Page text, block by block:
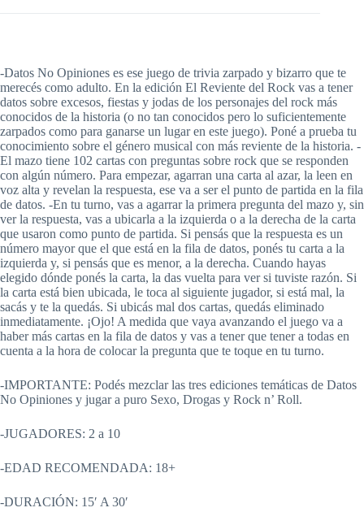
-Datos No Opiniones es ese juego de trivia zarpado y bizarro que te
merecés como adulto. En la edición El Reviente del Rock vas a tener
datos sobre excesos, fiestas y jodas de los personajes del rock más
conocidos de la historia (o no tan conocidos pero lo suficientemente
zarpados como para ganarse un lugar en este juego). Poné a prueba tu
conocimiento sobre el género musical con más reviente de la historia. -
El mazo tiene 102 cartas con preguntas sobre rock que se responden
con algún número. Para empezar, agarran una carta al azar, la leen en
voz alta y revelan la respuesta, ese va a ser el punto de partida en la fila
de datos. -En tu turno, vas a agarrar la primera pregunta del mazo y, sin
ver la respuesta, vas a ubicarla a la izquierda o a la derecha de la carta
que usaron como punto de partida. Si pensás que la respuesta es un
número mayor que el que está en la fila de datos, ponés tu carta a la
izquierda y, si pensás que es menor, a la derecha. Cuando hayas
elegido dónde ponés la carta, la das vuelta para ver si tuviste razón. Si
la carta está bien ubicada, le toca al siguiente jugador, si está mal, la
sacás y te la quedás. Si ubicás mal dos cartas, quedás eliminado
inmediatamente. ¡Ojo! A medida que vaya avanzando el juego va a
haber más cartas en la fila de datos y vas a tener que tener a todas en
cuenta a la hora de colocar la pregunta que te toque en tu turno.
-IMPORTANTE: Podés mezclar las tres ediciones temáticas de Datos
No Opiniones y jugar a puro Sexo, Drogas y Rock n’ Roll.
-JUGADORES: 2 a 10
-EDAD RECOMENDADA: 18+
-DURACIÓN: 15′ A 30′